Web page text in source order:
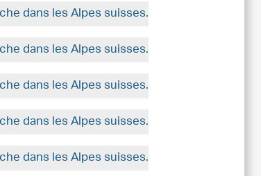
dans les Alpes suisses.
dans les Alpes suisses.
dans les Alpes suisses.
dans les Alpes suisses.
dans les Alpes suisses.